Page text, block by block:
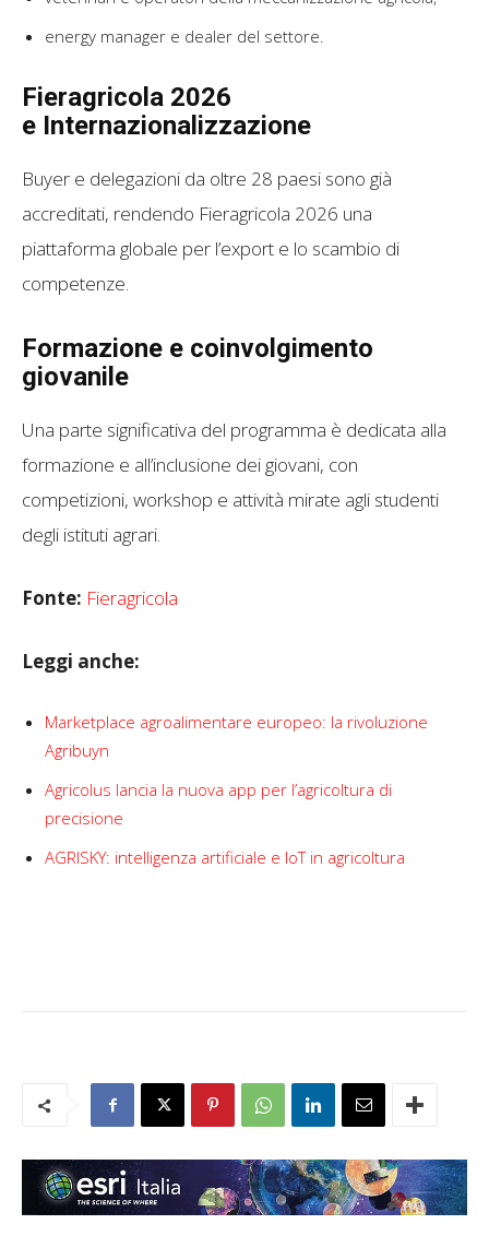
energy manager e dealer del settore.
Fieragricola 2026
e Internazionalizzazione
Buyer e delegazioni da oltre 28 paesi sono già
accreditati, rendendo Fieragricola 2026 una
piattaforma globale per l’export e lo scambio di
competenze.
Formazione e coinvolgimento
giovanile
Una parte significativa del programma è dedicata alla
formazione e all’inclusione dei giovani, con
competizioni, workshop e attività mirate agli studenti
degli istituti agrari.
Fonte: Fieragricola
Leggi anche:
Marketplace agroalimentare europeo: la rivoluzione
Agribuyn
Agricolus lancia la nuova app per l’agricoltura di
precisione
AGRISKY: intelligenza artificiale e IoT in agricoltura